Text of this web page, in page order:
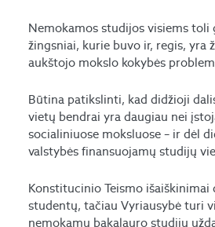
Nemokamos studijos visiems
žingsniai, kurie buvo ir, regis,
aukštojo mokslo kokybės
Būtina patikslinti, kad didžioji
vietų bendrai yra daugiau nei
socialiniuose moksluose – ir dėl
valstybės finansuojamų studijų
Konstitucinio Teismo
studentų, tačiau Vyriausybė turi
nemokamų bakalauro studijų